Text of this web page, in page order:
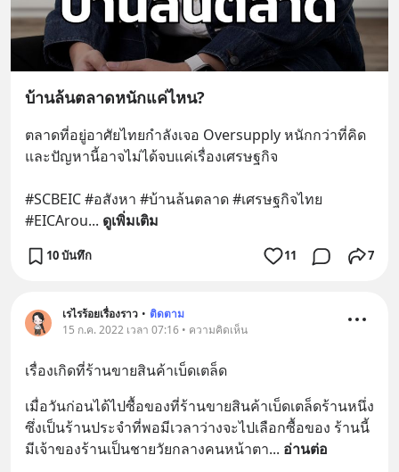
บ้านล้นตลาดหนักแค่ไหน?
ตลาดที่อยู่อาศัยไทยกำลังเจอ Oversupply หนักกว่าที่คิด
และปัญหานี้อาจไม่ได้จบแค่เรื่องเศรษฐกิจ
#SCBEIC #อสังหา #บ้านล้นตลาด #เศรษฐกิจไทย
#EICArou... ดูเพิ่มเติม
10 บันทึก 11 7
เรไรร้อยเรื่องราว • ติดตาม
15 ก.ค. 2022 เวลา 07:16 • ความคิดเห็น
เรื่องเกิดที่ร้านขายสินค้าเบ็ดเตล็ด
เมื่อวันก่อนได้ไปซื้อของที่ร้านขายสินค้าเบ็ดเตล็ดร้านหนึ่ง
ซึ่งเป็นร้านประจำที่พอมีเวลาว่างจะไปเลือกซื้อของ ร้านนี้
มีเจ้าของร้านเป็นชายวัยกลางคนหน้าตา... อ่านต่อ